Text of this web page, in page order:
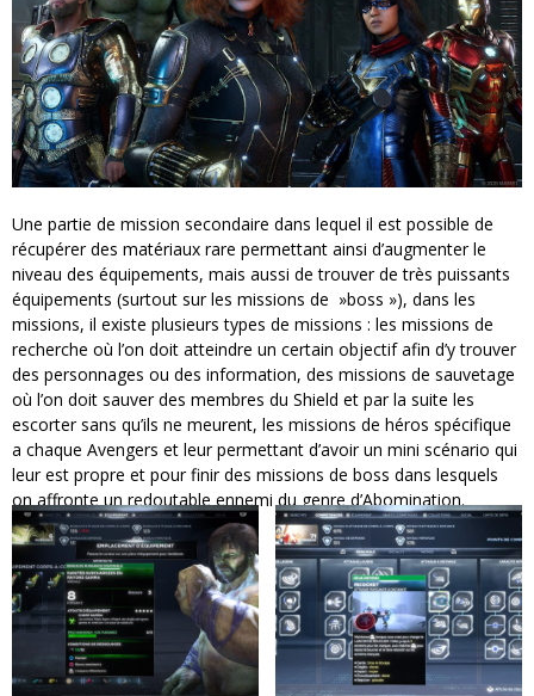
Une partie de mission secondaire dans lequel il est possible de
récupérer des matériaux rare permettant ainsi d’augmenter le
niveau des équipements, mais aussi de trouver de très puissants
équipements (surtout sur les missions de »boss »), dans les
missions, il existe plusieurs types de missions : les missions de
recherche où l’on doit atteindre un certain objectif afin d’y trouver
des personnages ou des information, des missions de sauvetage
où l’on doit sauver des membres du Shield et par la suite les
escorter sans qu’ils ne meurent, les missions de héros spécifique
a chaque Avengers et leur permettant d’avoir un mini scénario qui
leur est propre et pour finir des missions de boss dans lesquels
on affronte un redoutable ennemi du genre d’Abomination.